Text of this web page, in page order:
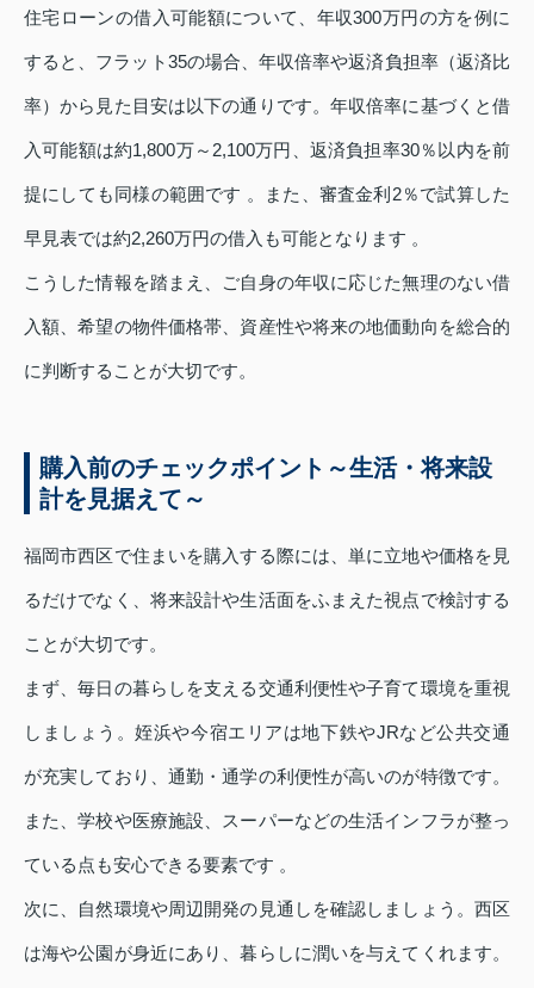
住宅ローンの借入可能額について、年収300万円の方を例に
すると、フラット35の場合、年収倍率や返済負担率（返済比
率）から見た目安は以下の通りです。年収倍率に基づくと借
入可能額は約1,800万～2,100万円、返済負担率30％以内を前
提にしても同様の範囲です 。また、審査金利2％で試算した
早見表では約2,260万円の借入も可能となります 。
こうした情報を踏まえ、ご自身の年収に応じた無理のない借
入額、希望の物件価格帯、資産性や将来の地価動向を総合的
に判断することが大切です。
購入前のチェックポイント～生活・将来設
計を見据えて～
福岡市西区で住まいを購入する際には、単に立地や価格を見
るだけでなく、将来設計や生活面をふまえた視点で検討する
ことが大切です。
まず、毎日の暮らしを支える交通利便性や子育て環境を重視
しましょう。姪浜や今宿エリアは地下鉄やJRなど公共交通
が充実しており、通勤・通学の利便性が高いのが特徴です。
また、学校や医療施設、スーパーなどの生活インフラが整っ
ている点も安心できる要素です 。
次に、自然環境や周辺開発の見通しを確認しましょう。西区
は海や公園が身近にあり、暮らしに潤いを与えてくれます。